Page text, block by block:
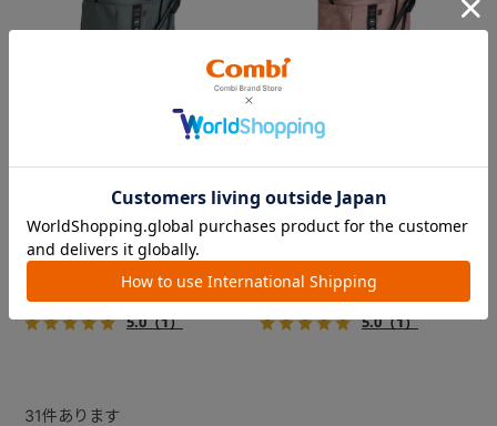
フィカゴー アジャイル 2
『FikaGO（フィカゴー）』か
ら待望の中型犬向け『アジャ
イル２』 登場！耐荷重30kg
で、しかも1秒・自動収納機能
搭載！！
￥69,300
5.0（1）
フィカゴー アジャイル 2
『FikaGO（フィカゴー）』か
イル２』 登場！耐荷重30kg
で、しかも1秒・自動収納機能
搭載！！
￥69,300
5.0（1）
31件あります